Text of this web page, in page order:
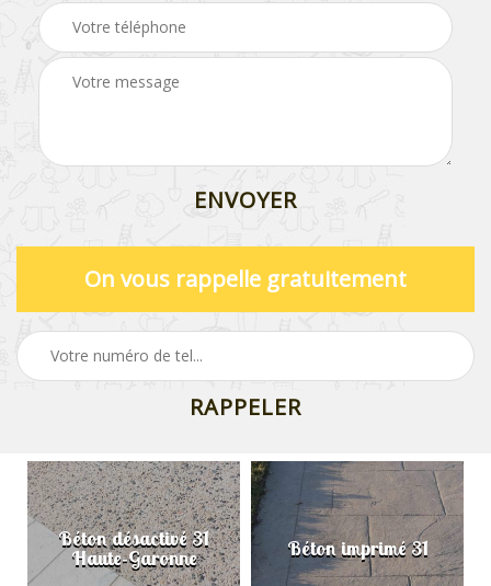
On vous rappelle gratuitement
Béton désactivé 31
Haute-Garonne Béton imprimé 31